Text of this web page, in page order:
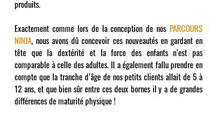
produits.
Exactement comme lors de la conception de nos PARCOURS
NINJA, nous avons dû concevoir ces nouveautés en gardant en
tête que la dextérité et la force des enfants n’est pas
comparable à celle des adultes. Il a également fallu prendre en
compte que la tranche d’âge de nos petits clients allait de 5 à
12 ans, et que bien sûr entre ces deux bornes il y a de grandes
différences de maturité physique !